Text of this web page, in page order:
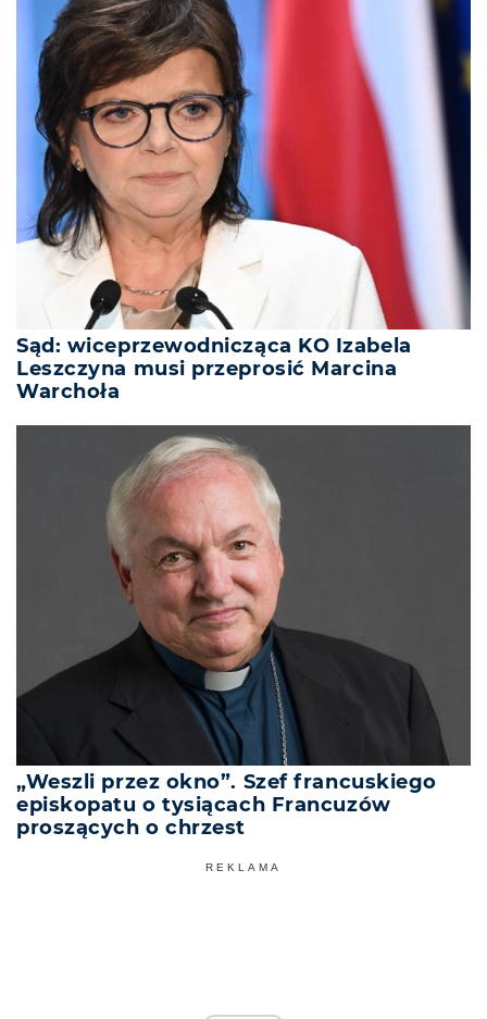
Sąd: wiceprzewodnicząca KO Izabela
Leszczyna musi przeprosić Marcina
Warchoła
„Weszli przez okno”. Szef francuskiego
episkopatu o tysiącach Francuzów
proszących o chrzest
REKLAMA